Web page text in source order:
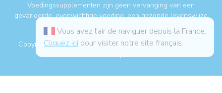
Vous avez l'air de naviguer depuis la France.
Cliquez ici pour visiter notre site français.
Voedingssupplementen zijn geen vervanging van een
gevarieerde, evenwichtige voeding, een gezonde levenswijze
en een medische behandeling.
Copyright NUTERGIA® 2026, alle rechten voorbehouden. -
Sitemap